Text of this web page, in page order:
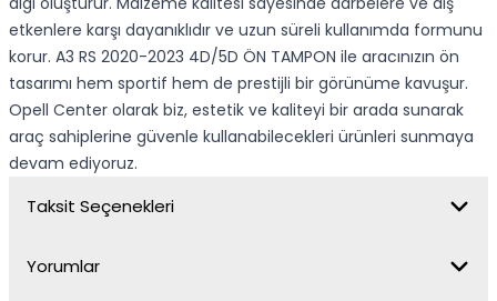
etkenlere karşı dayanıklıdır ve uzun süreli kullanımda formunu
korur. A3 RS 2020-2023 4D/5D ÖN TAMPON ile aracınızın ön
tasarımı hem sportif hem de prestijli bir görünüme kavuşur.
Opell Center olarak biz, estetik ve kaliteyi bir arada sunarak
araç sahiplerine güvenle kullanabilecekleri ürünleri sunmaya
devam ediyoruz.
Taksit Seçenekleri
Yorumlar